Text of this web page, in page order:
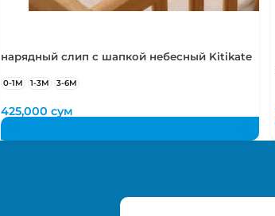
нарядный слип с шапкой небесный Kitikate
0-1М 1-3М 3-6М
425,000сум